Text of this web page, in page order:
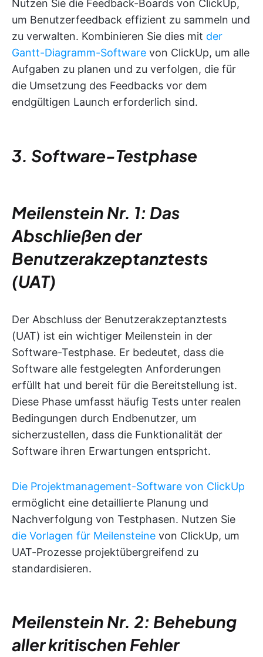
Nutzen Sie die Feedback-Boards von ClickUp,
um Benutzerfeedback effizient zu sammeln und
zu verwalten. Kombinieren Sie dies mit der
Gantt-Diagramm-Software von ClickUp, um alle
Aufgaben zu planen und zu verfolgen, die für
die Umsetzung des Feedbacks vor dem
endgültigen Launch erforderlich sind.
3. Software-Testphase
Meilenstein Nr. 1: Das
Abschließen der
Benutzerakzeptanztests
(UAT)
Der Abschluss der Benutzerakzeptanztests
(UAT) ist ein wichtiger Meilenstein in der
Software-Testphase. Er bedeutet, dass die
Software alle festgelegten Anforderungen
erfüllt hat und bereit für die Bereitstellung ist.
Diese Phase umfasst häufig Tests unter realen
Bedingungen durch Endbenutzer, um
sicherzustellen, dass die Funktionalität der
Software ihren Erwartungen entspricht.
Die Projektmanagement-Software von ClickUp
ermöglicht eine detaillierte Planung und
Nachverfolgung von Testphasen. Nutzen Sie
die Vorlagen für Meilensteine von ClickUp, um
UAT-Prozesse projektübergreifend zu
standardisieren.
Meilenstein Nr. 2: Behebung
aller kritischen Fehler